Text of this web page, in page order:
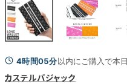
4時間05分以内にご購入で本
カステルバジャック